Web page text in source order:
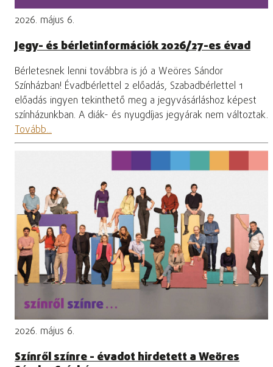
2026. május 6.
Jegy- és bérletinformációk 2026/27-es évad
Bérletesnek lenni továbbra is jó a Weöres Sándor
Színházban! Évadbérlettel 2 előadás, Szabadbérlettel 1
előadás ingyen tekinthető meg a jegyvásárláshoz képest
színházunkban. A diák- és nyugdíjas jegyárak nem változtak.
Tovább...
2026. május 6.
Színről színre - évadot hirdetett a Weöres